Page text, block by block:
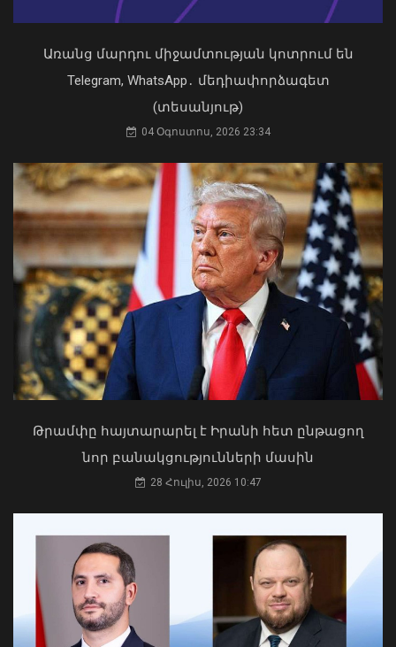
Դաշտավան գյուղում ծեծկռտուքի
մասնակիցները քարեր ու մահակներ
են կիրառել․ ՆԳՆ պարզաբանումը
09 Օգոստոս, 2026 13:36
Հայաստանն ու Ադրբեջանը շարժվում
են դեպի մշտական խաղաղության
«Ուժեղ Հայաստան»-ը դեմ է
քվեարկելու ԱԺ նախագահի
թեկնածությանը
03 Օգոստոս, 2026 13:13
եկել. Կոնջորյանը՝ «Հայաստան»
դաշինքի պատգամավորներին
04 Օգոստոս, 2026 15:53
Առանց մարդու միջամտության կոտրում են
Telegram, WhatsApp․ մեդիափորձագետ
(տեսանյութ)
04 Օգոստոս, 2026 23:34
Թրամփը հայտարարել է Իրանի հետ ընթացող
նոր բանակցությունների մասին
28 Հուլիս, 2026 10:47